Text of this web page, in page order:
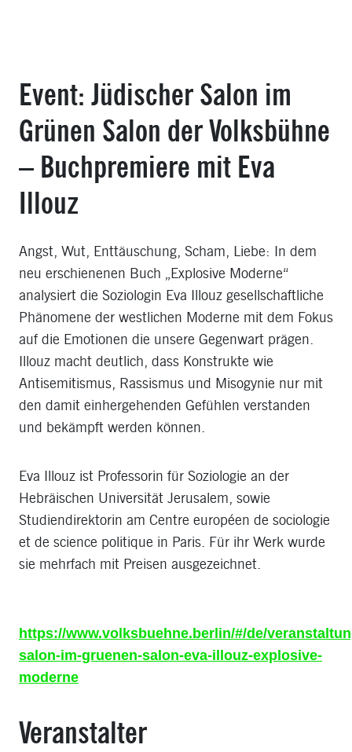
Event: Jüdischer Salon im
Grünen Salon der Volksbühne
– Buchpremiere mit Eva
Illouz
Angst, Wut, Enttäuschung, Scham, Liebe: In dem
neu erschienenen Buch „Explosive Moderne“
analysiert die Soziologin Eva Illouz gesellschaftliche
Phänomene der westlichen Moderne mit dem Fokus
auf die Emotionen die unsere Gegenwart prägen.
Illouz macht deutlich, dass Konstrukte wie
Antisemitismus, Rassismus und Misogynie nur mit
den damit einhergehenden Gefühlen verstanden
und bekämpft werden können.
Eva Illouz ist Professorin für Soziologie an der
Hebräischen Universität Jerusalem, sowie
Studiendirektorin am Centre européen de sociologie
et de science politique in Paris. Für ihr Werk wurde
sie mehrfach mit Preisen ausgezeichnet.
https://www.volksbuehne.berlin/#/de/
salon-im-gruenen-salon-eva-illouz-explosive-
moderne
Veranstalter